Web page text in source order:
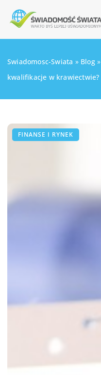
Swiadomosc-Swiata » Blog»
kwalifikacje w krawiectwie?
FINANSE I RYNEK